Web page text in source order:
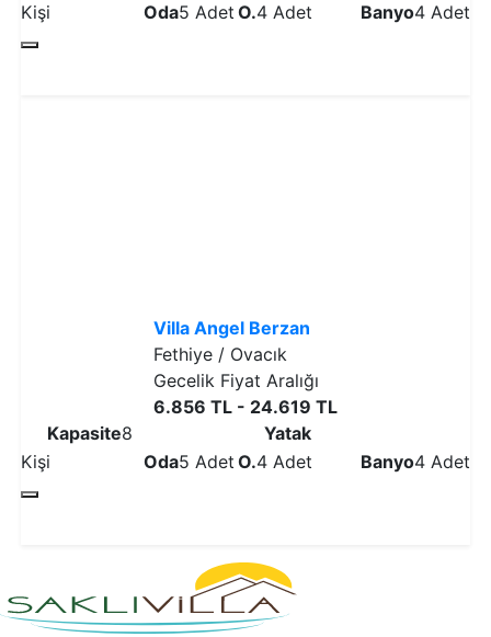
Kişi
Oda5 Adet O.4 Adet Banyo4 Adet
Villa Angel Berzan
Fethiye / Ovacık
Gecelik Fiyat Aralığı
6.856 TL - 24.619 TL
Kapasite8
Kişi
Oda5 Adet
Yatak
O.4 Adet Banyo4 Adet